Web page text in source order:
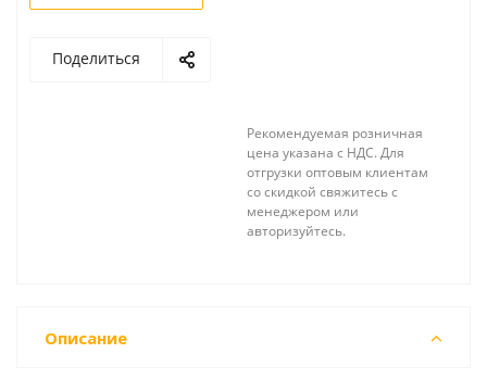
Поделиться
Рекомендуемая розничная
цена указана с НДС. Для
отгрузки оптовым клиентам
со скидкой свяжитесь с
менеджером или
авторизуйтесь.
Описание